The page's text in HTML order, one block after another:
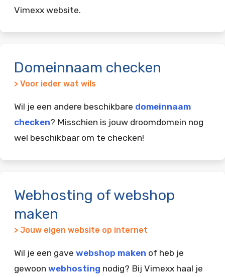
Vimexx website.
Domeinnaam checken
> Voor ieder wat wils
Wil je een andere beschikbare domeinnaam
checken? Misschien is jouw droomdomein nog
wel beschikbaar om te checken!
Webhosting of webshop
maken
> Jouw eigen website op internet
Wil je een gave webshop maken of heb je
gewoon webhosting nodig? Bij Vimexx haal je